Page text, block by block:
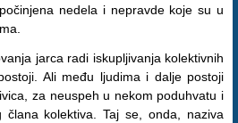
nedela i nepravde koje su u
jarca radi iskupljivanja kolektivnih
Ali među ljudima i dalje postoji
za neuspeh u nekom poduhvatu i
kolektiva. Taj se, onda, naziva